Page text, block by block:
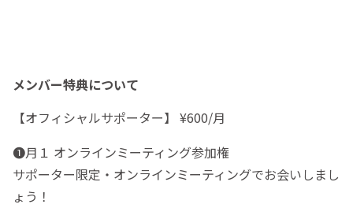
メンバー特典について
【オフィシャルサポーター】 ¥600/月
❶月１ オンラインミーティング参加権
サポーター限定・オンラインミーティングでお会いしまし
ょう！